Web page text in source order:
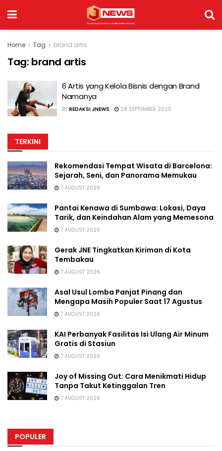
Home Tag brand artis
Tag: brand artis
6 Artis yang Kelola Bisnis dengan Brand
Namanya
BY REDAKSI JNEWS 28 SEPTEMBER 2020
TERKINI
Rekomendasi Tempat Wisata di Barcelona:
Sejarah, Seni, dan Panorama Memukau
7 AUGUST 2026
Pantai Kenawa di Sumbawa: Lokasi, Daya
Tarik, dan Keindahan Alam yang Memesona
7 AUGUST 2026
Gerak JNE Tingkatkan Kiriman di Kota
Tembakau
7 AUGUST 2026
Asal Usul Lomba Panjat Pinang dan
Mengapa Masih Populer Saat 17 Agustus
7 AUGUST 2026
KAI Perbanyak Fasilitas Isi Ulang Air Minum
Gratis di Stasiun
7 AUGUST 2026
Joy of Missing Out: Cara Menikmati Hidup
Tanpa Takut Ketinggalan Tren
7 AUGUST 2026
POPULER